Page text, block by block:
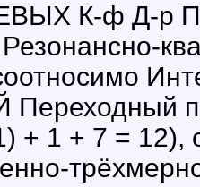
К-ф Д-р
+ 1 + 7 = 12),